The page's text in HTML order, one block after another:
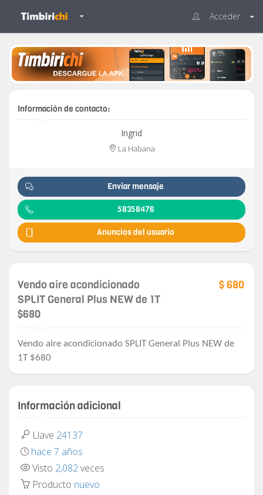
Acceder
Información de contacto:
Ingrid
La Habana
Enviar mensaje
58358476
Anuncios del usuario
Vendo aire acondicionado
SPLIT General Plus NEW de 1T
$680
$ 680
Vendo aire acondicionado SPLIT General Plus NEW de
1T $680
Información adicional
Llave 24137
hace 7 años
Visto 2,082veces
Producto nuevo